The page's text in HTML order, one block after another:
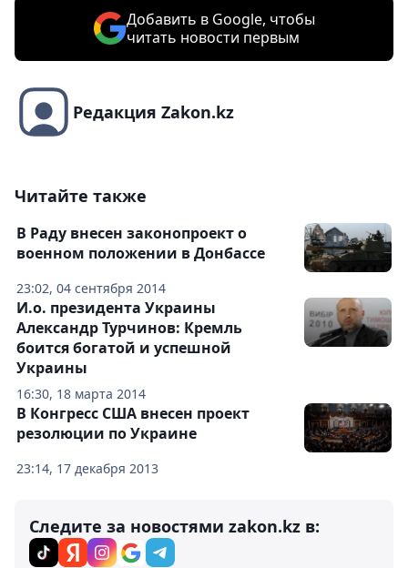
Добавить в Google, чтобы
читать новости первым
Редакция Zakon.kz
Читайте также
23:02, 04 сентября 2014
В Раду внесен законопроект о
военном положении в Донбассе
16:30, 18 марта 2014
И.о. президента Украины
Александр Турчинов: Кремль
боится богатой и успешной
Украины
23:14, 17 декабря 2013
В Конгресс США внесен проект
резолюции по Украине
Следите за новостями zakon.kz в: